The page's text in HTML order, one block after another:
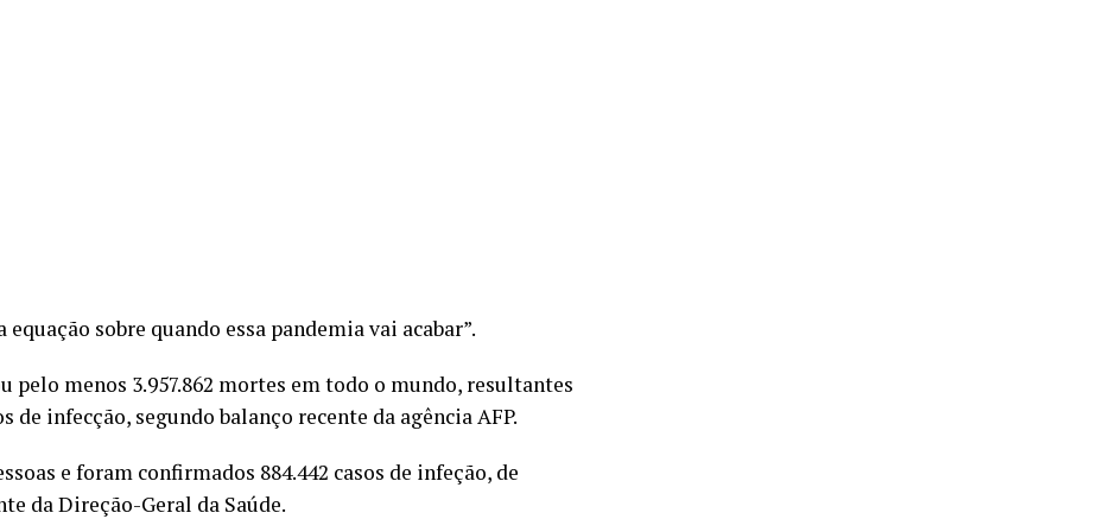
sobre quando essa pandemia vai acabar”.
pelo menos 3.957.862 mortes em todo o mundo, resultantes
de infecção, segundo balanço recente da agência AFP.
e foram confirmados 884.442 casos de infeção, de
da Direção-Geral da Saúde.